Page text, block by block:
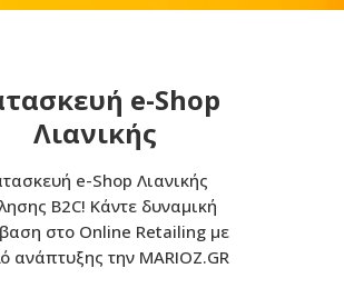
e-Shop
Λιανικής
e-Shop Λιανικής
B2C! Κάντε δυναμική
στο Online Retailing με
ανάπτυξης την MARIOZ.GR